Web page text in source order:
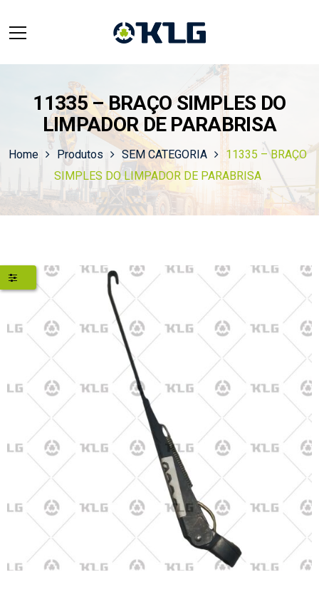
11335 – BRAÇO SIMPLES DO
LIMPADOR DE PARABRISA
Home Produtos SEM CATEGORIA
11335 – BRAÇO
SIMPLES DO LIMPADOR DE PARABRISA